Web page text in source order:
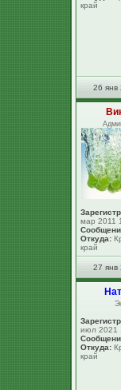
край
26 янв
мар 2011
Откуда:
край
27 янв
июл 2021
Откуда:
край